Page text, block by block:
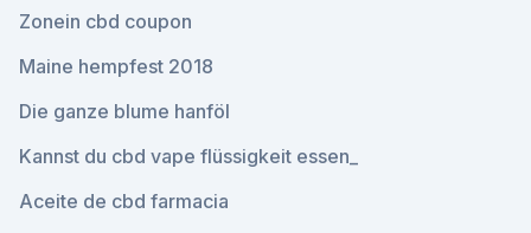
Zonein cbd coupon
Maine hempfest 2018
Die ganze blume hanföl
Kannst du cbd vape flüssigkeit essen_
Aceite de cbd farmacia